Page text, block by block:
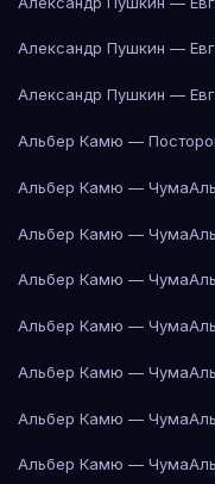
Александр Пушкин —
Александр Пушкин —
Альбер Камю —
Альбер Камю — Чума
Альбер Камю — Чума
Альбер Камю — Чума
Альбер Камю — Чума
Альбер Камю — Чума
Альбер Камю — Чума
Альбер Камю — Чума